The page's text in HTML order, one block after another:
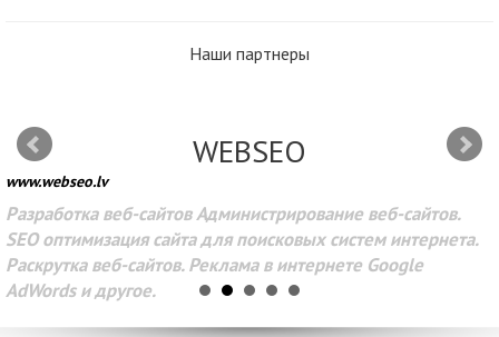
Наши партнеры
WEBSEO
www.webseo.lv
Разработка веб-сайтов Администрирование веб-сайтов.
SEO оптимизация сайта для поисковых систем интернета.
Раскрутка веб-сайтов. Реклама в интернете Google
AdWords и другое.